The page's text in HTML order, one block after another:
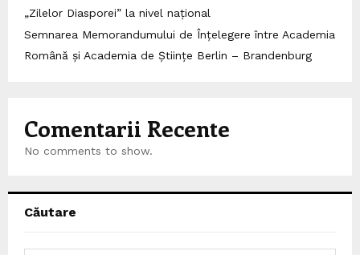
„Zilelor Diasporei” la nivel național
Semnarea Memorandumului de Înțelegere între Academia
Română și Academia de Științe Berlin – Brandenburg
Comentarii Recente
No comments to show.
Căutare